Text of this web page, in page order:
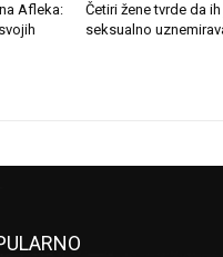
Afleka:
Četiri žene tvrde da
seksualno